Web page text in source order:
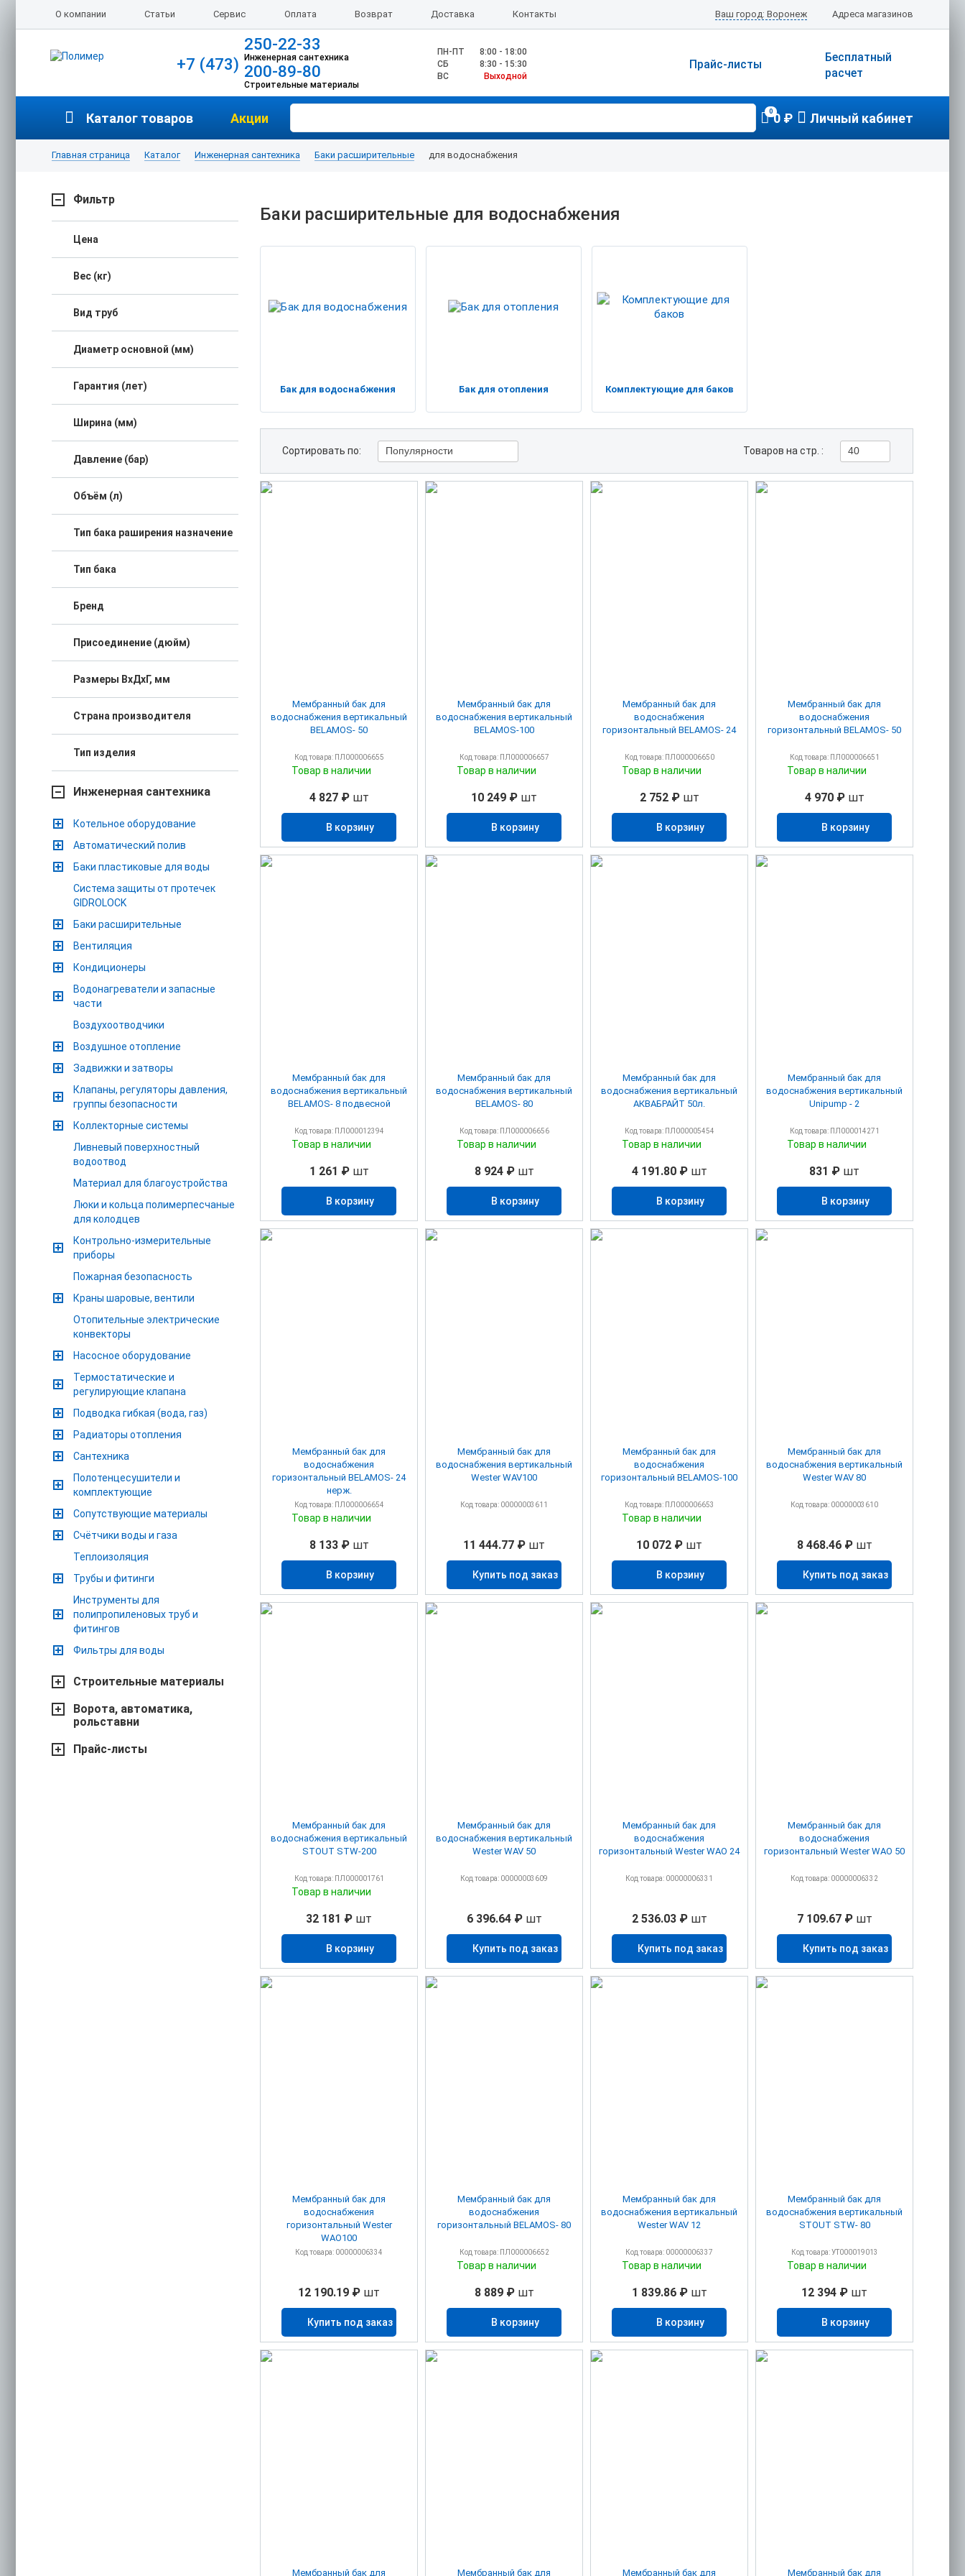
О компании Статьи Сервис Оплата Возврат Доставка Контакты Адреса магазинов
Ваш город: Воронеж
+7 (473)
250-22-33
Инженерная сантехника
200-89-80
Строительные материалы
ПН-ПТ
8:00 - 18:00
CБ
8:30 - 15:30
ВС
Выходной
Бесплатный
расчет
Прайс-листы
Каталог товаров Акции 00 ₽ Личный кабинет
Главная страница Каталог Инженерная сантехника Баки расширительные для водоснабжения
Фильтр
Цена
Вес (кг)
Вид труб
Диаметр основной (мм)
Гарантия (лет)
Ширина (мм)
Давление (бар)
Объём (л)
Тип бака раширения назначение
Тип бака
Бренд
Присоединение (дюйм)
Размеры ВхДхГ, мм
Страна производителя
Тип изделия
Инженерная сантехника
Котельное оборудование
Автоматический полив
Баки пластиковые для воды
Система защиты от протечек
GIDROLOCK
Баки расширительные
Вентиляция
Кондиционеры
Водонагреватели и запасные
части
Воздухоотводчики
Воздушное отопление
Задвижки и затворы
Клапаны, регуляторы давления,
группы безопасности
Коллекторные системы
Ливневый поверхностный
водоотвод
Материал для благоустройства
Люки и кольца полимерпесчаные
для колодцев
Контрольно-измерительные
приборы
Пожарная безопасность
Краны шаровые, вентили
Отопительные электрические
конвекторы
Насосное оборудование
Термостатические и
регулирующие клапана
Подводка гибкая (вода, газ)
Радиаторы отопления
Сантехника
Полотенцесушители и
комплектующие
Сопутствующие материалы
Счётчики воды и газа
Теплоизоляция
Трубы и фитинги
Инструменты для
полипропиленовых труб и
фитингов
Фильтры для воды
Строительные материалы
Ворота, автоматика,
рольставни
Прайс-листы
Баки расширительные для водоснабжения
Бак для водоснабжения Бак для отопления Комплектующие для баков
Сортировать по: Популярности Товаров на стр. : 40
Мембранный бак для
водоснабжения вертикальный
BELAMOS- 50
Код товара: ПЛ000006655
Товар в наличии
4 827 ₽шт
В корзину
Мембранный бак для
водоснабжения вертикальный
BELAMOS-100
Код товара: ПЛ000006657
Товар в наличии
10 249 ₽ шт
В корзину
Мембранный бак для
водоснабжения
горизонтальный BELAMOS- 24
Код товара: ПЛ000006650
Товар в наличии
2 752 ₽шт
В корзину
Мембранный бак для
водоснабжения
горизонтальный BELAMOS- 50
Код товара: ПЛ000006651
Товар в наличии
4 970 ₽шт
В корзину
Мембранный бак для
водоснабжения вертикальный
BELAMOS- 8 подвесной
Код товара: ПЛ000012394
Товар в наличии
1 261 ₽шт
В корзину
Мембранный бак для
водоснабжения вертикальный
BELAMOS- 80
Код товара: ПЛ000006656
Товар в наличии
8 924 ₽шт
В корзину
Мембранный бак для
водоснабжения вертикальный
АКВАБРАЙТ 50л.
Код товара: ПЛ000005454
Товар в наличии
4 191.80 ₽шт
В корзину
Мембранный бак для
водоснабжения вертикальный
Unipump - 2
Код товара: ПЛ000014271
Товар в наличии
831 ₽ шт
В корзину
Мембранный бак для
водоснабжения
горизонтальный BELAMOS- 24
нерж.
Код товара: ПЛ000006654
Товар в наличии
8 133 ₽шт
В корзину
Мембранный бак для
водоснабжения вертикальный
Wester WAV100
Код товара: 00000003611
11 444.77 ₽ шт
Купить под заказ
Мембранный бак для
водоснабжения
горизонтальный BELAMOS-100
Код товара: ПЛ000006653
Товар в наличии
10 072 ₽ шт
В корзину
Мембранный бак для
водоснабжения вертикальный
Wester WAV 80
Код товара: 00000003610
8 468.46 ₽шт
Купить под заказ
Мембранный бак для
водоснабжения вертикальный
STOUT STW-200
Код товара: ПЛ000001761
Товар в наличии
32 181 ₽ шт
В корзину
Мембранный бак для
водоснабжения вертикальный
Wester WAV 50
Код товара: 00000003609
6 396.64 ₽шт
Купить под заказ
Мембранный бак для
водоснабжения
горизонтальный Wester WAO 24
Код товара: 00000006331
2 536.03 ₽шт
Купить под заказ
Мембранный бак для
водоснабжения
горизонтальный Wester WAO 50
Код товара: 00000006332
7 109.67 ₽шт
Купить под заказ
Мембранный бак для
водоснабжения
горизонтальный Wester
WAO100
Код товара: 00000006334
12 190.19 ₽ шт
Купить под заказ
Мембранный бак для
водоснабжения
горизонтальный BELAMOS- 80
Код товара: ПЛ000006652
Товар в наличии
8 889 ₽шт
В корзину
Мембранный бак для
водоснабжения вертикальный
Wester WAV 12
Код товара: 00000006337
Товар в наличии
1 839.86 ₽шт
В корзину
Мембранный бак для
водоснабжения вертикальный
STOUT STW- 80
Код товара: УТ000019013
Товар в наличии
12 394 ₽ шт
В корзину
Мембранный бак для Мембранный бак для Мембранный бак для Мембранный бак для